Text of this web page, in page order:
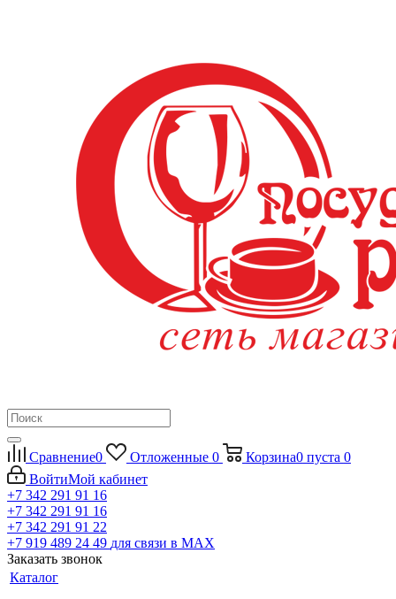
Сравнение0 Отложенные 0 Корзина0 пуста 0
ВойтиМой кабинет
+7 342 291 91 16
+7 342 291 91 16
+7 342 291 91 22
+7 919 489 24 49 для связи в МАХ
Заказать звонок
Каталог